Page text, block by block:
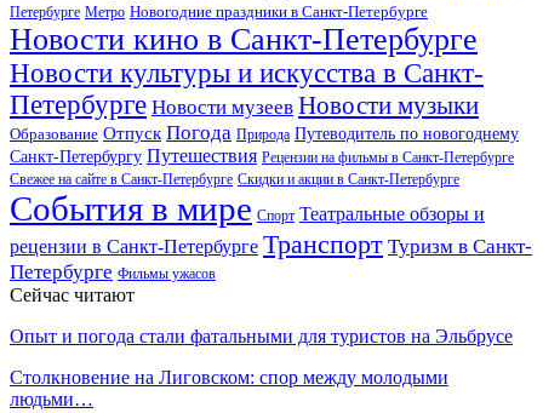
Петербурге Метро Новогодние праздники в Санкт-Петербурге
Новости кино в Санкт-Петербурге
Новости культуры и искусства в Санкт-
Петербурге Новости музеев Новости музыки
Образование Отпуск Погода Природа Путеводитель по новогоднему
Санкт-Петербургу Путешествия Рецензии на фильмы в Санкт-Петербурге
Свежее на сайте в Санкт-Петербурге Скидки и акции в Санкт-Петербурге
События в мире Спорт Театральные обзоры и
рецензии в Санкт-Петербурге Транспорт Туризм в Санкт-
Петербурге Фильмы ужасов
Сейчас читают
Опыт и погода стали фатальными для туристов на Эльбрусе
Столкновение на Лиговском: спор между молодыми
людьми…